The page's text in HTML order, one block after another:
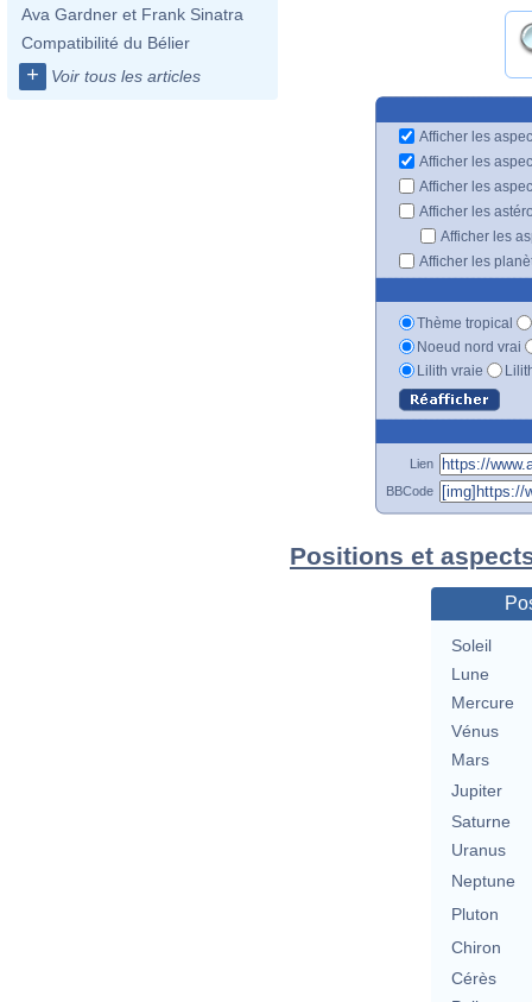
Ava Gardner et Frank Sinatra
Compatibilité du Bélier
+ Voir tous les articles
Afficher les
Afficher les
Afficher les
Afficher les
Afficher les
Afficher les
Thème tropical
Noeud nord vrai
Lilith vraie
Lien
BBCode
Positions et
Soleil
Lune
Mercure
Vénus
Mars
Jupiter
Saturne
Uranus
Neptune
Pluton
Chiron
Cérès